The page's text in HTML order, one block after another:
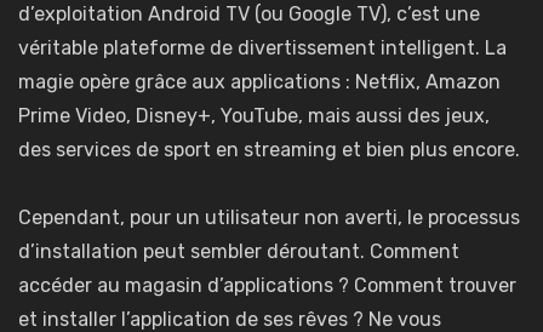
d’exploitation Android TV (ou Google TV), c’est une
véritable plateforme de divertissement intelligent. La
magie opère grâce aux applications : Netflix, Amazon
Prime Video, Disney+, YouTube, mais aussi des jeux,
des services de sport en streaming et bien plus encore.
Cependant, pour un utilisateur non averti, le processus
d’installation peut sembler déroutant. Comment
accéder au magasin d’applications ? Comment trouver
et installer l’application de ses rêves ? Ne vous